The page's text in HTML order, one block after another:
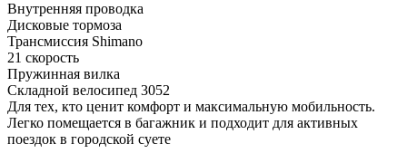
Внутренняя проводка
Дисковые тормоза
Трансмиссия Shimano
21 скорость
Пружинная вилка
Складной велосипед 3052
Для тех, кто ценит комфорт и максимальную мобильность.
Легко помещается в багажник и подходит для активных
поездок в городской суете